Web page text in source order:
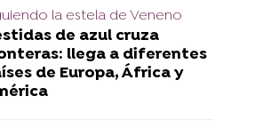
la estela de Veneno
de azul cruza
llega a diferentes
de Europa, África y